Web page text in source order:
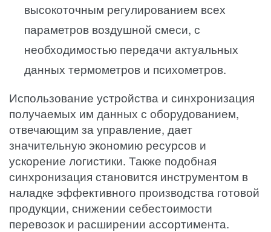
высокоточным регулированием всех
параметров воздушной смеси, с
необходимостью передачи актуальных
данных термометров и психометров.
Использование устройства и синхронизация
получаемых им данных с оборудованием,
отвечающим за управление, дает
значительную экономию ресурсов и
ускорение логистики. Также подобная
синхронизация становится инструментом в
наладке эффективного производства готовой
продукции, снижении себестоимости
перевозок и расширении ассортимента.